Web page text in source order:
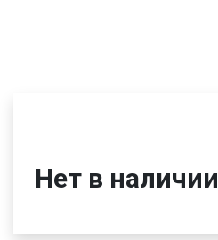
Нет в наличии